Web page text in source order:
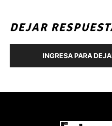
DEJAR
INGRESA PARA